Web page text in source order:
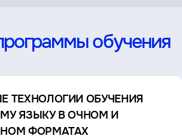
обучения
ТЕХНОЛОГИИ ОБУЧЕНИЯ
ЯЗЫКУ В ОЧНОМ И
ФОРМАТАХ